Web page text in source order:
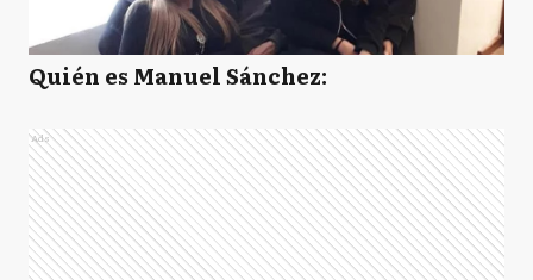
Quién es Manuel Sánchez:
Ads